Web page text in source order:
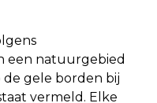
een natuurgebied
de gele borden bij
vermeld. Elke